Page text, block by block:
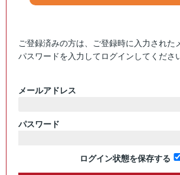
ご登録済みの方は、ご登録時に入力された
パスワードを入力してログインしてくださ
メールアドレス
パスワード
ログイン状態を保存する